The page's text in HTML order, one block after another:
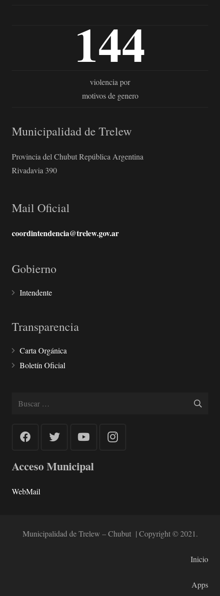
144
violencia por
motivos de genero
Municipalidad de Trelew
Provincia del Chubut República Argentina
Rivadavia 390
Mail Oficial
coordintendencia@trelew.gov.ar
Gobierno
Intendente
Transparencia
Carta Orgánica
Boletín Oficial
Buscar:
Acceso Municipal
WebMail
Municipalidad de Trelew – Chubut | Copyright © 2021.
Inicio
Apps